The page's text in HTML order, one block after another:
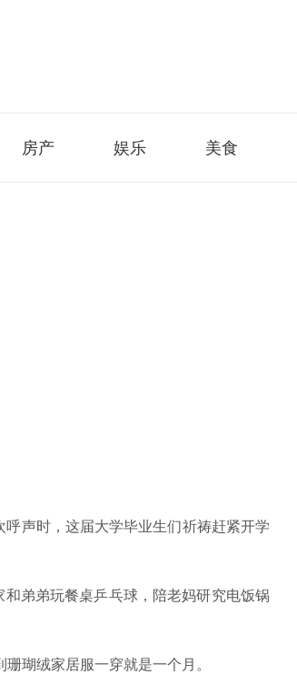
房产 娱乐 美食
声时，这届大学毕业生们祈祷赶紧开学
弟弟玩餐桌乒乓球，陪老妈研究电饭锅
瑚绒家居服一穿就是一个月。